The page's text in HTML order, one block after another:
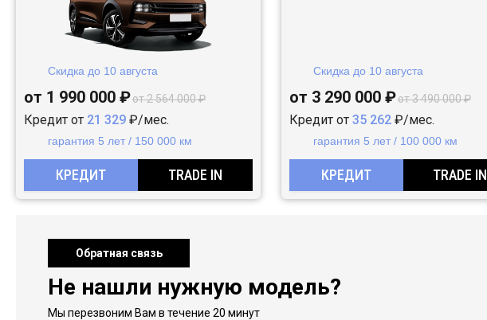
Скидка до 10 августа
от 1 990 000 ₽от 2 564 000 ₽
Кредит от 21 329 ₽/мес.
гарантия 5 лет / 150 000 км
КРЕДИТ TRADE IN
Скидка до 10 августа
от 3 290 000 ₽от 3 490 000 ₽
Кредит от 35 262₽/мес.
гарантия 5 лет / 100 000 км
КРЕДИТ TRADE IN
Обратная связь
Не нашли нужную модель?
Мы перезвоним Вам в течение 20 минут